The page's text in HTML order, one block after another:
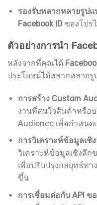
รองรับหลากหลายรูปแ
Facebook IDของโปร
ตัวอย่างการนำ
หลังจากที่คุณได้
ประโยชน์ได้หลากหลายรู
การสร้าง Custom
งานที่สนใจสินค้าหรือ
Audience เพื่อกำหน
การวิเคราะห์ข้อมูลเชิ
วิเคราะห์ข้อมูลเชิงลึ
เพื่อปรับปรุงกลยุทธ์ท
ขึ้น
การเชื่อมต่อกับ API ข